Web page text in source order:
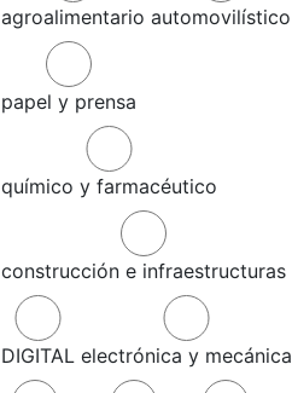
agroalimentario automovilístico
papel y prensa
químico y farmacéutico
construcción e infraestructuras
DIGITAL electrónica y mecánica